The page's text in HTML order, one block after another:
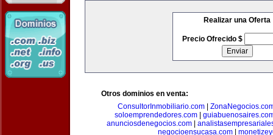
Realizar una Oferta
Precio Ofrecido $
Otros dominios en venta:
ConsultorInmobiliario.com|
soloemprendedores.com|
anunciosdenegocios.com|
negocioensucasa.com|